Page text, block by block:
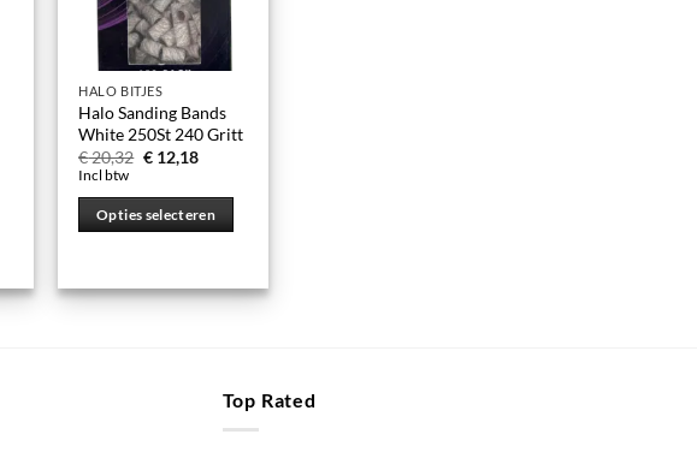
HALO BITJES
Halo Sanding Bands
White 250St 240 Gritt
€20,32 €12,18
Incl btw
Opties selecteren
product
Top Rated